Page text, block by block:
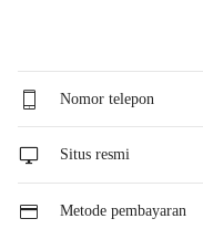
Nomor telepon
Situs resmi
Metode pembayaran